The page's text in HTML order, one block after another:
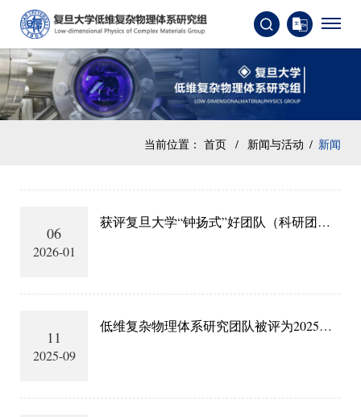
当前位置： 首页 / 新闻与活动 / 新闻
06
2026-01
获评复旦大学“钟扬式”好团队（科研团
11
2025-09
低维复杂物理体系研究团队被评为2025年